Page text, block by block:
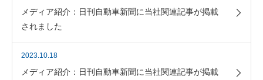
メディア紹介：日刊自動車新聞に当社関連記事が掲載
されました
2023.10.18
メディア紹介：日刊自動車新聞に当社関連記事が掲載